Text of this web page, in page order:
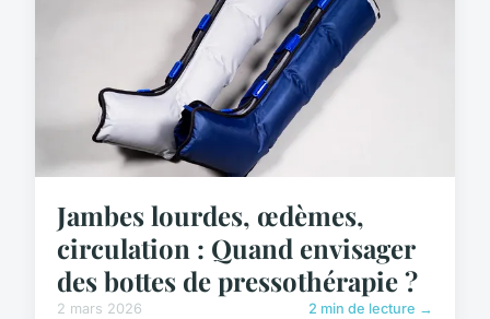
Jambes lourdes, œdèmes,
circulation : Quand envisager
des bottes de pressothérapie ?
2 mars 2026 2 min de lecture →